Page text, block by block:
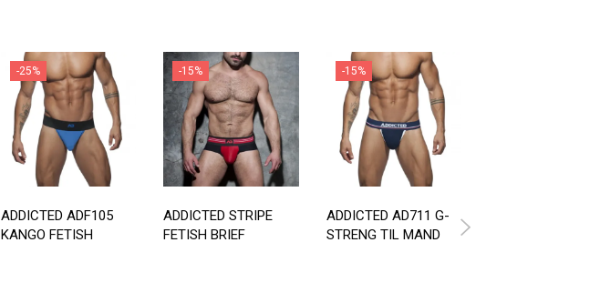
-25%
ADDICTED ADF105
KANGO FETISH
-15%
ADDICTED STRIPE
FETISH BRIEF
-15%
ADDICTED AD711 G-
STRENG TIL MAND